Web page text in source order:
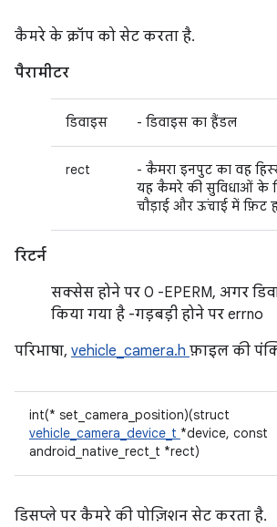
कैमरे के क्रॉप को सेट करता है.
पैरामीटर
डिवाइस - डिवाइस का हैंडल
rect
- कैमरा इनपुट का वह
यह कैमरे की सुविधाओं के
चौड़ाई और ऊंचाई में फ़िट
रिटर्न
सक्सेस होने पर 0 -EPERM, अगर
किया गया है -गड़बड़ी होने पर errno
परिभाषा, vehicle_camera.h फ़ाइल की
int(* set_camera_position)(struct
vehicle_camera_device_t *device, const
android_native_rect_t *rect)
डिसप्ले पर कैमरे की पोज़िशन सेट करता है.